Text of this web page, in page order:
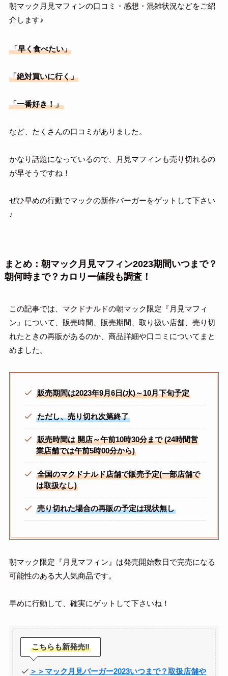
朝マック月見マフィンの口コミ・感想・混雑状況などをご紹
介します♪
「早く食べたい」
「絶対買いに行く」
「一番好き！」
など、たくさんの口コミがありました。
かなり話題になっているので、月見マフィンも売り切れるの
が早そうですね！
ぜひ早めの行動でマックの新作バーガーをゲットして下さい
♪
まとめ：朝マック月見マフィン2023期間いつまで？
朝何時まで？カロリー値段も調査！
この記事では、マクドナルドの朝マック限定『月見マフィ
ン』について、販売時間、販売期間、取り扱い店舗、売り切
れたときの再販があるのか、商品詳細や口コミについてまと
めました。
販売期間は2023年9月6日(水)～10月下旬予定
ただし、売り切れ次第終了
販売時間は 開店～午前10時30分まで (24時間営
業店舗では午前5時00分から)
全国のマクドナルド店舗で販売予定(一部店舗で
は取扱なし)
売り切れた場合の再販の予定は現状無し
朝マック限定『月見マフィン』は発売開始数日で完売になる
可能性のある大人気商品です。
早めに行動して、確実にゲットして下さいね！
こちらも新発売‼
＞＞マック月見バーガー2023いつまで？取扱店舗や